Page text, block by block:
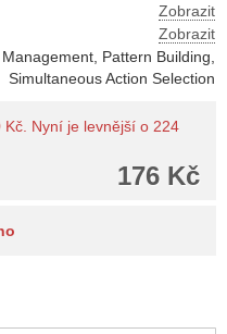
Zobrazit
Zobrazit
Pattern Building,
Simultaneous Action Selection
Nyní je levnější o 224
176 Kč